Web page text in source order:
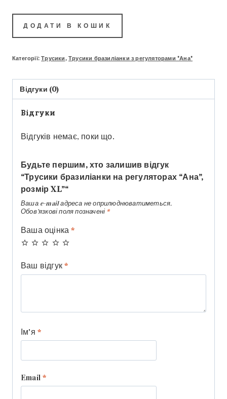
ДОДАТИ В КОШИК
Категорії:Трусики,Трусики бразиліанки з регуляторами "Ана"
Відгуки (0)
Відгуки
Відгуків немає, поки що.
Будьте першим, хто залишив відгук
“Трусики бразиліанки на регуляторах “Ана”,
розмір XL”“
Ваша e-mail адреса не оприлюднюватиметься.
Обов’язкові поля позначені *
Ваша оцінка*
Ваш відгук*
Ім'я *
Email*